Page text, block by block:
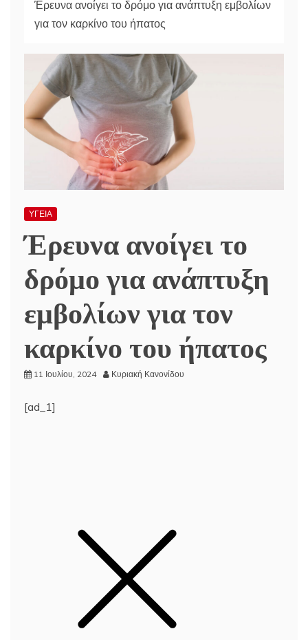
Έρευνα ανοίγει το δρόμο για ανάπτυξη εμβολίων
για τον καρκίνο του ήπατος
ΥΓΕΙΑ
Έρευνα ανοίγει το
δρόμο για ανάπτυξη
εμβολίων για τον
καρκίνο του ήπατος
11 Ιουλίου, 2024 Κυριακή Κανονίδου
[ad_1]